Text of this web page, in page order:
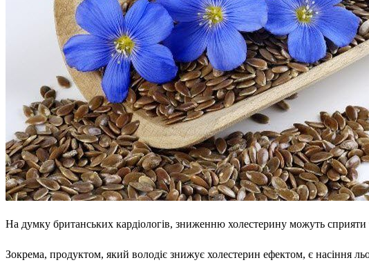
На думку британських кардіологів, зниженню холестерину можуть
Зокрема, продуктом, який володіє знижує холестерин ефектом, є насіння